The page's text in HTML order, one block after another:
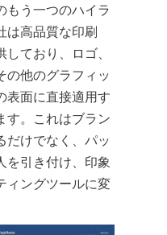
もう一つのハイラ
は高品質な印刷
ており、ロゴ、
の他のグラフィッ
表面に直接適用す
す。これはブラン
だけでなく、パッ
を引き付け、印象
ィングツールに変